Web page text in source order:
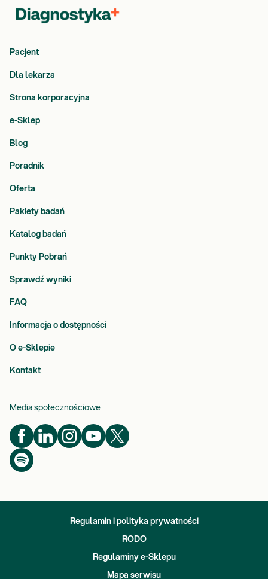
Pacjent
Dla lekarza
Strona korporacyjna
e-Sklep
Blog
Poradnik
Oferta
Pakiety badań
Katalog badań
Punkty Pobrań
Sprawdź wyniki
FAQ
Informacja o dostępności
O e-Sklepie
Kontakt
Media społecznościowe
Regulamin i polityka prywatności
RODO
Regulaminy e-Sklepu
Mapa serwisu